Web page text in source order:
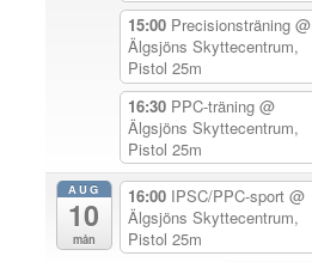
15:00 Precisionsträning @
Älgsjöns Skyttecentrum,
Pistol 25m
16:30 PPC-träning @
Älgsjöns Skyttecentrum,
Pistol 25m
AUG
10
mån
16:00 IPSC/PPC-sport @
Älgsjöns Skyttecentrum,
Pistol 25m